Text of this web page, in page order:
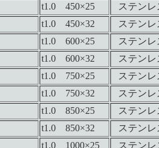
t1.0 450×25
ステンレ
t1.0 450×32
ステンレ
t1.0 600×25
ステンレ
t1.0 600×32
ステンレ
t1.0 750×25
ステンレ
t1.0 750×32
ステンレ
t1.0 850×25
ステンレ
t1.0 850×32
ステンレ
t1.0 1000×25
ステンレ